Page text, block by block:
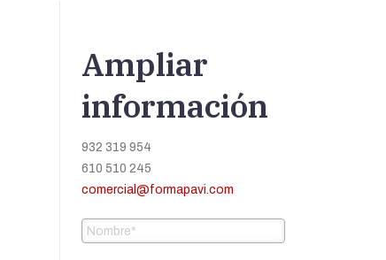
Ampliar
información
932 319 954
610 510 245
comercial@formapavi.com